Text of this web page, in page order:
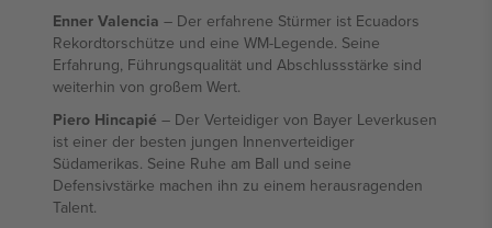
Enner Valencia – Der erfahrene Stürmer ist Ecuadors
Rekordtorschütze und eine WM-Legende. Seine
Erfahrung, Führungsqualität und Abschlussstärke sind
weiterhin von großem Wert.
Piero Hincapié – Der Verteidiger von Bayer Leverkusen
ist einer der besten jungen Innenverteidiger
Südamerikas. Seine Ruhe am Ball und seine
Defensivstärke machen ihn zu einem herausragenden
Talent.